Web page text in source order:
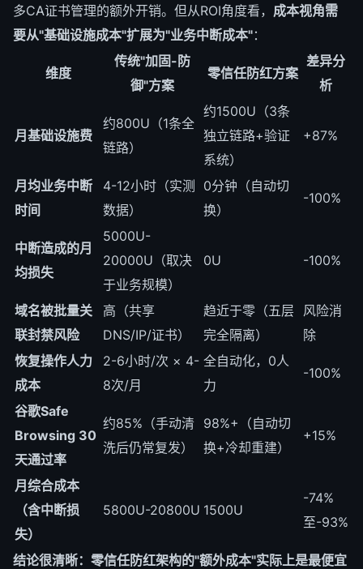
多CA证书管理的额外开销。但从ROI角度看， 成本视角需
要从"基础设施成本"扩展为"业务中断成本"：
维度
传统"加固-防
御"方案
零信任防红方案
差异分
析
月基础设施费
约800U（1条全
链路）
约1500U（3条
独立链路+验证
系统）
+87%
月均业务中断
时间
4-12小时（实测
数据）
0分钟（自动切
换）
-100%
中断造成的月
均损失
5000U-
20000U（取决
于业务规模）
0U -100%
域名被批量关
联封禁风险
高（共享
DNS/IP/证书）
趋近于零（五层
完全隔离）
风险消
除
恢复操作人力
成本
2-6小时/次 × 4-
8次/月
全自动化，0人
力
-100%
谷歌Safe
Browsing 30
天通过率
约85%（手动清
洗后仍常复发）
98%+（自动切
换+冷却重建）
+15%
月综合成本
（含中断损
失）
5800U-20800U 1500U
-74%
至-93%
结论很清晰：零信任防红架构的"额外成本"实际上是最便宜